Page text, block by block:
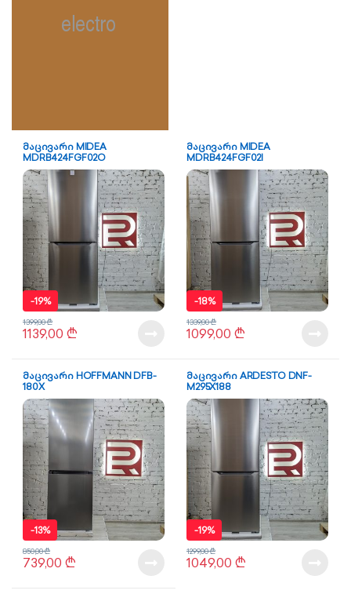
მაცივარი MIDEA
MDRB424FGF02O
-19%
1139,00 ₾
1399,00₾
მაცივარი MIDEA
MDRB424FGF02I
-18%
1099,00 ₾
1339,00₾
მაცივარი HOFFMANN DFB-
180X
-13%
739,00₾
850,00₾
მაცივარი ARDESTO DNF-
M295X188
-19%
1049,00 ₾
1299,00₾